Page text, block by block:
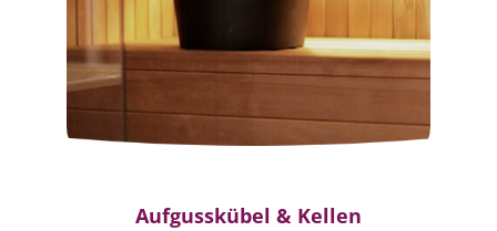
Aufgusskübel & Kellen